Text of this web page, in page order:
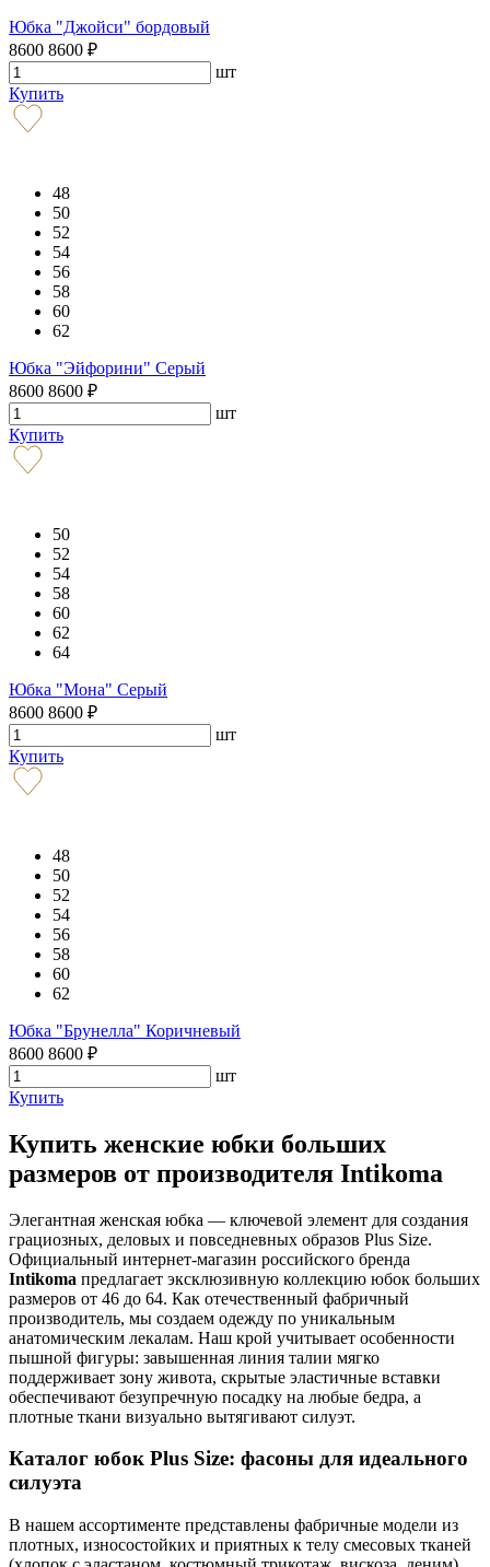
Юбка "Джойси" бордовый
8600 8600 ₽
шт
Купить
48
50
52
54
56
58
60
62
Юбка "Эйфорини" Серый
8600 8600 ₽
шт
Купить
50
52
54
58
60
62
64
Юбка "Мона" Серый
8600 8600 ₽
шт
Купить
48
50
52
54
56
58
60
62
Юбка "Брунелла" Коричневый
8600 8600 ₽
шт
Купить
Купить женские юбки больших
размеров от производителя Intikoma
Элегантная женская юбка — ключевой элемент для создания
грациозных, деловых и повседневных образов Plus Size.
Официальный интернет-магазин российского бренда
Intikoma предлагает эксклюзивную коллекцию юбок больших
размеров от 46 до 64. Как отечественный фабричный
производитель, мы создаем одежду по уникальным
анатомическим лекалам. Наш крой учитывает особенности
пышной фигуры: завышенная линия талии мягко
поддерживает зону живота, скрытые эластичные вставки
обеспечивают безупречную посадку на любые бедра, а
плотные ткани визуально вытягивают силуэт.
Каталог юбок Plus Size: фасоны для идеального
силуэта
В нашем ассортименте представлены фабричные модели из
плотных, износостойких и приятных к телу смесовых тканей